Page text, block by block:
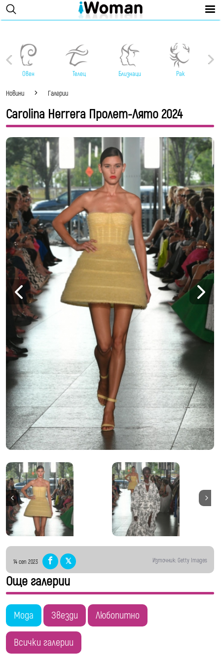
Овен Телец Близнаци Рак
Новини Галерии
Carolina Herrera Пролет-Лято 2024
Carolina Herrera представи колекцията си за
Пролет-Лято 2024 на Седмицата на модата в
Ню Йорк. Снимки: Getty Images
14 сеп 2023 Източник: Getty Images
Още галерии
Мода Звезди Любопитно
Всички галерии